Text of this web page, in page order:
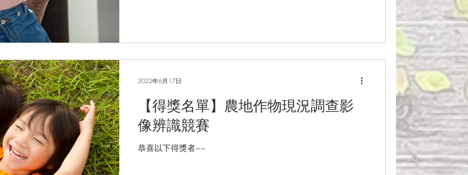
【得獎名單】農地作物現況調查影
像辨識競賽
恭喜以下得獎者~~
2022年6月17日